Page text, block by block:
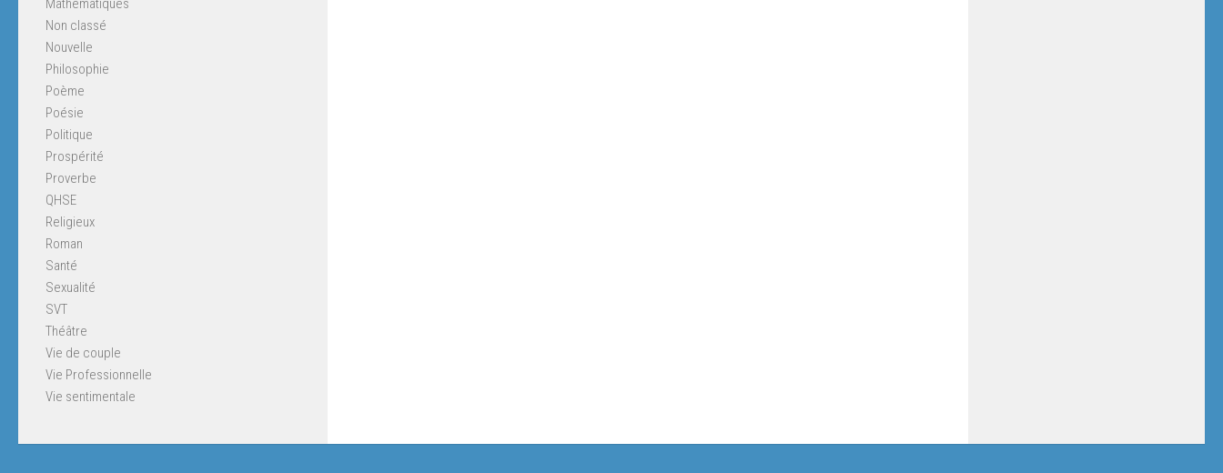
Non classé
Nouvelle
Philosophie
Poème
Poésie
Politique
Prospérité
Proverbe
QHSE
Religieux
Roman
Santé
Sexualité
SVT
Théâtre
Vie de couple
Vie Professionnelle
Vie sentimentale